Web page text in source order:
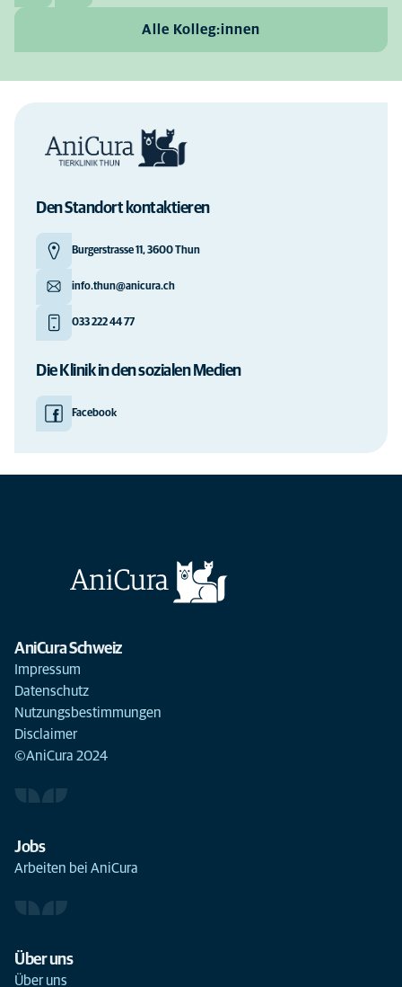
Alle Kolleg:innen
Den Standort kontaktieren
Burgerstrasse 11, 3600 Thun
info.thun@anicura.ch
033 222 44 77
Die Klinik in den sozialen Medien
Facebook
AniCura Schweiz
Impressum
Datenschutz
Nutzungsbestimmungen
Disclaimer
©AniCura 2024
Jobs
Arbeiten bei AniCura
Über uns
Über uns